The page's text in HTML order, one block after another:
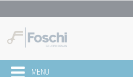
MENU